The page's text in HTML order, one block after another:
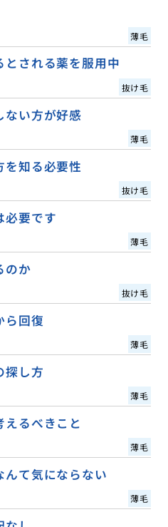
薄毛
される薬を服用中
抜け毛
ない方が好感
薄毛
を知る必要性
抜け毛
必要です
薄毛
のか
抜け毛
ら回復
薄毛
探し方
薄毛
るべきこと
薄毛
て気にならない
薄毛